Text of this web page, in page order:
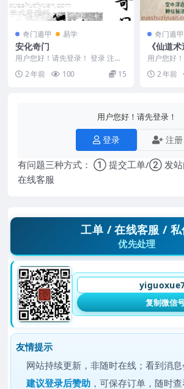
奇门遁甲 易学
安化奇门
用户您好！请先登录！ 登录 注册
2 年前 100 15
奇门遁甲
《仙道
用户您好
《仙道术
0 2 年前
用户您好！请先登录！
登录 注册
有问题三种方式： ① 提交工单/② 发
在线客服
工单 / 在线客服 / 私
优先处理
复制微信
友情提示
网站持续更新，非随时在线；看到消息
建议登录后赞助 ，可保存订单，随时查